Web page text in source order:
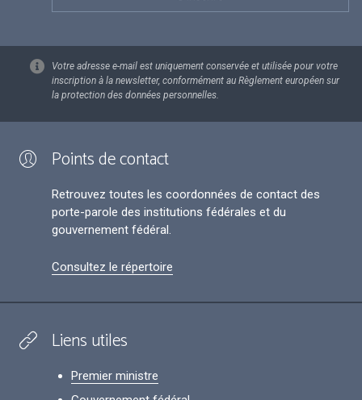
Votre adresse e-mail est uniquement conservée et utilisée pour votre
inscription à la newsletter, conformément au Règlement européen sur
la protection des données personnelles.
Points de contact
Retrouvez toutes les coordonnées de contact des
porte-parole des institutions fédérales et du
gouvernement fédéral.
Consultez le répertoire
Liens utiles
Premier ministre